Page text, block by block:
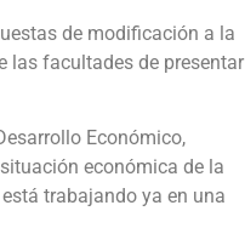
de modificación a la
las facultades de presentar
Económico,
económica de la
trabajando ya en una